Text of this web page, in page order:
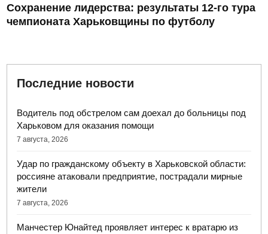
Сохранение лидерства: результаты 12-го тура
чемпионата Харьковщины по футболу
Последние новости
Водитель под обстрелом сам доехал до больницы под
Харьковом для оказания помощи
7 августа, 2026
Удар по гражданскому объекту в Харьковской области:
россияне атаковали предприятие, пострадали мирные
жители
7 августа, 2026
Манчестер Юнайтед проявляет интерес к вратарю из